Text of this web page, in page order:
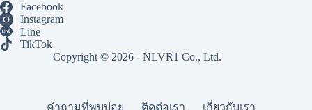
Facebook
Instagram
Line
TikTok
Copyright © 2026 - NLVR1 Co., Ltd.
คำถามที่พบบ่อย ติดต่อเรา เกี่ยวกับเรา